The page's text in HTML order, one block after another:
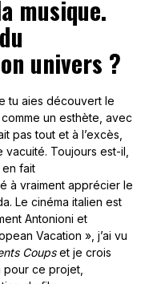
musique.
univers ?
tu aies découvert le
un esthète, avec
pas tout et à l’excès,
Toujours est-il,
fait
à vraiment apprécier le
Le cinéma italien est
Antonioni et
Vacation », j’ai vu
Coupset je crois
pour ce projet,